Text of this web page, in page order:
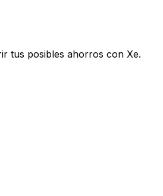
tus posibles ahorros con Xe.